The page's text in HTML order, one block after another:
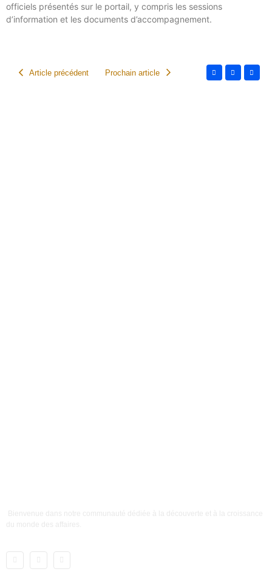
officiels présentés sur le portail, y compris les sessions
d’information et les documents d’accompagnement.
Article précédent Prochain article
Bienvenue dans notre communauté dédiée à la découverte et à la croissance
du monde des affaires.